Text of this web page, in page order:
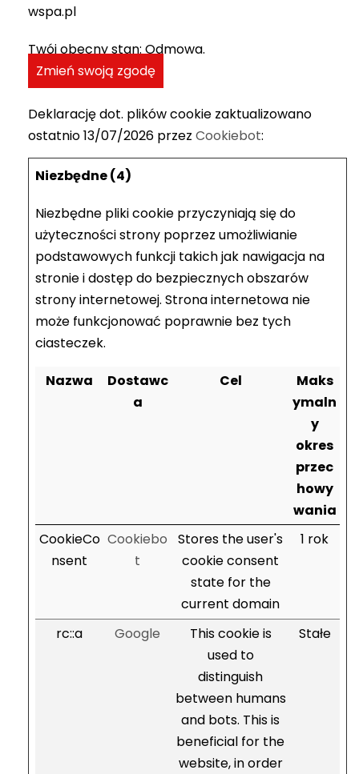
wspa.pl
Twój obecny stan: Odmowa.
Zmień swoją zgodę
Deklarację dot. plików cookie zaktualizowano
ostatnio 13/07/2026 przez Cookiebot:
Niezbędne (4)
Niezbędne pliki cookie przyczyniają się do
użyteczności strony poprzez umożliwianie
podstawowych funkcji takich jak nawigacja na
stronie i dostęp do bezpiecznych obszarów
strony internetowej. Strona internetowa nie
może funkcjonować poprawnie bez tych
ciasteczek.
Nazwa
Dostawc
a
Cel
Maks
ymaln
y
okres
przec
howy
wania
CookieCo
nsent
Cookiebo
t
Stores the user's
cookie consent
state for the
current domain
1 rok
rc::a Google
This cookie is
used to
distinguish
between humans
and bots. This is
beneficial for the
website, in order
Stałe